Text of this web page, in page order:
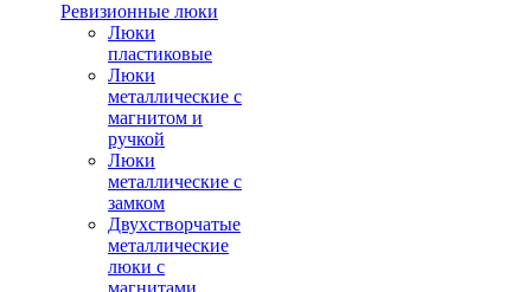
Ревизионные люки
Люки
пластиковые
Люки
металлические с
магнитом и
ручкой
Люки
металлические с
замком
Двухстворчатые
металлические
люки с
магнитами